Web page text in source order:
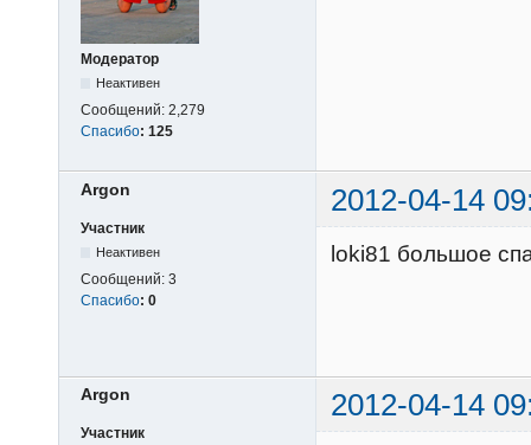
Модератор
Неактивен
Сообщений: 2,279
Спасибо: 125
Argon 2012-04-14
Участник
Неактивен
Сообщений: 3
Спасибо: 0
loki81 большое
Argon 2012-04-14
Участник